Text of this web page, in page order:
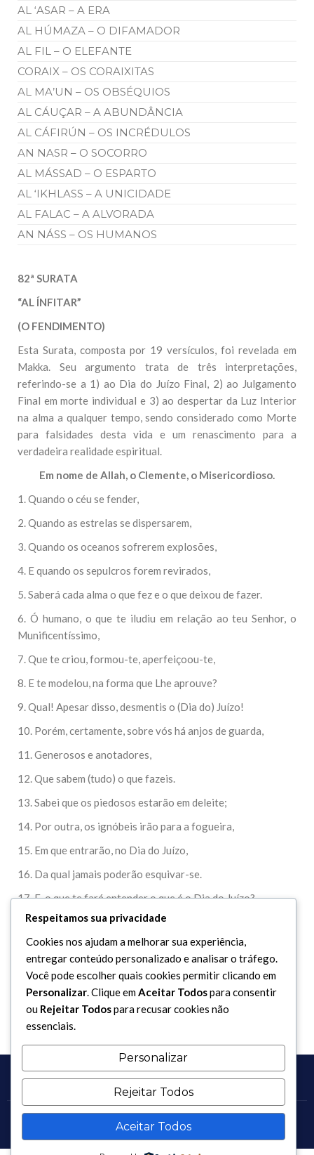
AL ‘ASAR – A ERA
AL HÚMAZA – O DIFAMADOR
AL FIL – O ELEFANTE
CORAIX – OS CORAIXITAS
AL MA’UN – OS OBSÉQUIOS
AL CÁUÇAR – A ABUNDÂNCIA
AL CÁFIRÚN – OS INCRÉDULOS
AN NASR – O SOCORRO
AL MÁSSAD – O ESPARTO
AL ‘IKHLASS – A UNICIDADE
AL FALAC – A ALVORADA
AN NÁSS – OS HUMANOS
82ª SURATA
“AL ÍNFITAR”
(O FENDIMENTO)
Esta Surata, composta por 19 versículos, foi revelada em
Makka. Seu argumento trata de três interpretações,
referindo-se a 1) ao Dia do Juízo Final, 2) ao Julgamento
Final em morte individual e 3) ao despertar da Luz Interior
na alma a qualquer tempo, sendo considerado como Morte
para falsidades desta vida e um renascimento para a
verdadeira realidade espiritual.
Em nome de Allah, o Clemente, o Misericordioso.
1. Quando o céu se fender,
2. Quando as estrelas se dispersarem,
3. Quando os oceanos sofrerem explosões,
4. E quando os sepulcros forem revirados,
5. Saberá cada alma o que fez e o que deixou de fazer.
6. Ó humano, o que te iludiu em relação ao teu Senhor, o
Munificentíssimo,
7. Que te criou, formou-te, aperfeiçoou-te,
8. E te modelou, na forma que Lhe aprouve?
9. Qual! Apesar disso, desmentis o (Dia do) Juízo!
10. Porém, certamente, sobre vós há anjos de guarda,
11. Generosos e anotadores,
12. Que sabem (tudo) o que fazeis.
13. Sabei que os piedosos estarão em deleite;
14. Por outra, os ignóbeis irão para a fogueira,
15. Em que entrarão, no Dia do Juízo,
16. Da qual jamais poderão esquivar-se.
17. E, o que te fará entender o que é o Dia do Juízo?
18. Novamente: o que te fará entender o que é o Dia do
Juízo?
19. É o dia em que nenhuma alma poderá advogar por outra,
porque o mando, nesse dia, só será de Allah.
Copyright 2017 - 2026 / Todos os direitos reservados.
Respeitamos sua privacidade
Cookies nos ajudam a melhorar sua experiência,
entregar conteúdo personalizado e analisar o tráfego.
Você pode escolher quais cookies permitir clicando em
Personalizar. Clique emAceitar Todospara consentir
ou Rejeitar Todospara recusar cookies não
essenciais.
Personalizar
Rejeitar Todos
Aceitar Todos